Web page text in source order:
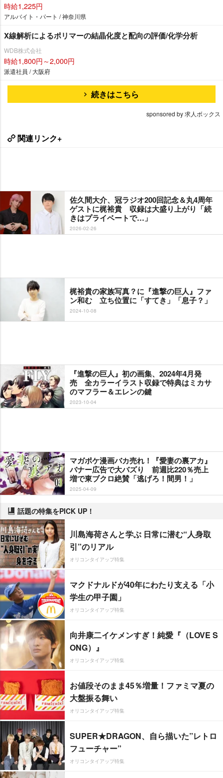
時給1,225円
アルバイト・パート / 神奈川県
X線解析によるポリマーの結晶化度と配向の評価/化学分析
WDB株式会社
時給1,800円～2,000円
派遣社員 / 大阪府
続きはこちら
sponsored by 求人ボックス
関連リンク+
佐久間大介、冠ラジオ200回記念＆丸4周年
ゲストに梶裕貴 収録は大盛り上がり「続
きはプライベートで…」
2026-02-26
梶裕貴の家族写真？に『進撃の巨人』ファ
ン和む 立ち位置に「すてき」「息子？」
2024-10-08
『進撃の巨人』初の画集、2024年4月発
売 全カラーイラスト収録で特典はミカサ
のマフラー＆エレンの鍵
2023-10-04
マガポケ漫画バカ売れ！『愛妻の裏アカ』
バナー広告で大バズり 前週比220％売上
増で東ブクロ絶賛「逃げろ！間男！」
2025-04-09
話題の特集をPICK UP！
川島海荷さんと学ぶ 日常に潜む“人身取
引”のリアル
オリコンタイアップ特集
マクドナルドが40年にわたり支える「小
学生の甲子園」
オリコンタイアップ特集
向井康二イケメンすぎ！純愛『（LOVE S
ONG）』
オリコンタイアップ特集
お値段そのまま45％増量！ファミマ夏の
大盤振る舞い
オリコンタイアップ特集
SUPER★DRAGON、自ら描いた”レトロ
フューチャー”
オリコンタイアップ特集